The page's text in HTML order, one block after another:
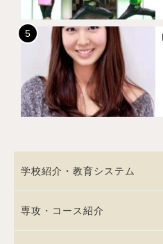
学校紹介・教育システム
専攻・コース紹介